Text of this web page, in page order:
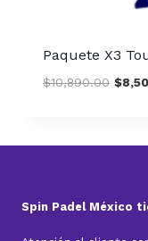
Paquete X3
$10,890.00 $
Spin Padel México